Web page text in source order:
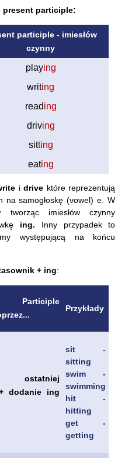
present participle:
participle - imiesłów
czynny
playing
writing
reading
driving
sitting
eating
idrive które reprezentują
na samogłoskę (vowel) e. W
tworząc imiesłów czynny
ing. Inny przypadek to
występującą na końcu
+ ing:
Participle
Przykłady
ostatniej
dodanie ing
sit -
sitting
swim -
swimming
hit -
hitting
get -
getting